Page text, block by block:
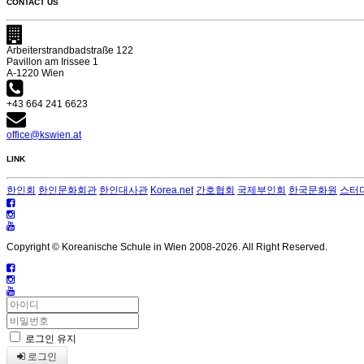
CONTACT US
Arbeiterstrandbadstraße 122
Pavillon am Irissee 1
A-1220 Wien
+43 664 241 6623
office@kswien.at
LINK
한인회 한인문화회관 한인대사관 Korea.net 간호협회 국제부인회 한국문화원 스터
Copyright © Koreanische Schule in Wien 2008-2026. All Right Reserved.
로그인 유지
로그인